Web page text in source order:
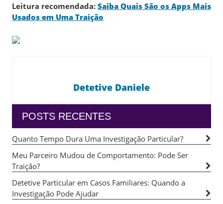
Leitura recomendada: Saiba Quais São os Apps Mais
Usados em Uma Traição
Detetive Daniele
POSTS RECENTES
Quanto Tempo Dura Uma Investigação Particular?
Meu Parceiro Mudou de Comportamento: Pode Ser
Traição?
Detetive Particular em Casos Familiares: Quando a
Investigação Pode Ajudar